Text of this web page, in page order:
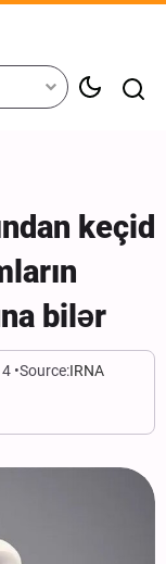
keçid
bilər
Source:IRNA